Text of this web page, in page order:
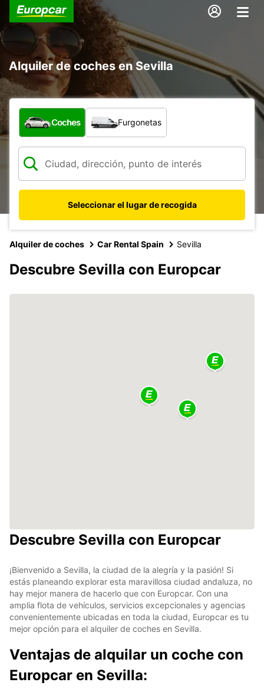
Alquiler de coches en Sevilla
¿Qué tipo de vehículo?
Coches Furgonetas
Seleccionar el lugar de recogida
Alquiler de coches Car Rental Spain Sevilla
Descubre Sevilla con Europcar
Descubre Sevilla con Europcar
¡Bienvenido a Sevilla, la ciudad de la alegría y la pasión! Si
estás planeando explorar esta maravillosa ciudad andaluza, no
hay mejor manera de hacerlo que con Europcar. Con una
amplia flota de vehículos, servicios excepcionales y agencias
convenientemente ubicadas en toda la ciudad, Europcar es tu
mejor opción para el alquiler de coches en Sevilla.
Ventajas de alquilar un coche con
Europcar en Sevilla: